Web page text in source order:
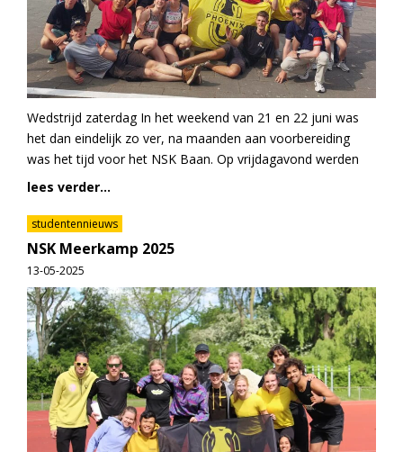
Wedstrijd zaterdag In het weekend van 21 en 22 juni was
het dan eindelijk zo ver, na maanden aan voorbereiding
was het tijd voor het NSK Baan. Op vrijdagavond werden
lees verder...
studentennieuws
NSK Meerkamp 2025
13-05-2025